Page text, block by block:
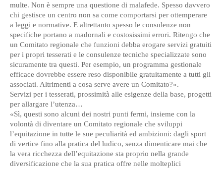
multe. Non è sempre una questione di malafede. Spesso davvero
chi gestisce un centro non sa come comportarsi per ottemperare
a leggi e normative. E altrettanto spesso le consulenze non
specifiche portano a madornali e costosissimi errori. Ritengo che
un Comitato regionale che funzioni debba erogare servizi gratuiti
per i propri tesserati e le consulenze tecniche specializzate sono
sicuramente tra questi. Per esempio, un programma gestionale
efficace dovrebbe essere reso disponibile gratuitamente a tutti gli
associati. Altrimenti a cosa serve avere un Comitato?».
Servizi per i tesserati, prossimità alle esigenze della base, progetti
per allargare l’utenza…
«Sì, questi sono alcuni dei nostri punti fermi, insieme con la
volontà di diventare un Comitato regionale che sviluppi
l’equitazione in tutte le sue peculiarità ed ambizioni: dagli sport
di vertice fino alla pratica del ludico, senza dimenticare mai che
la vera ricchezza dell’equitazione sta proprio nella grande
diversificazione che la sua pratica offre nelle molteplici